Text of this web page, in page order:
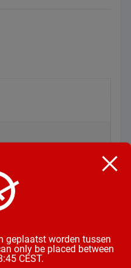
geplaatst worden tussen
only be placed between
CEST.